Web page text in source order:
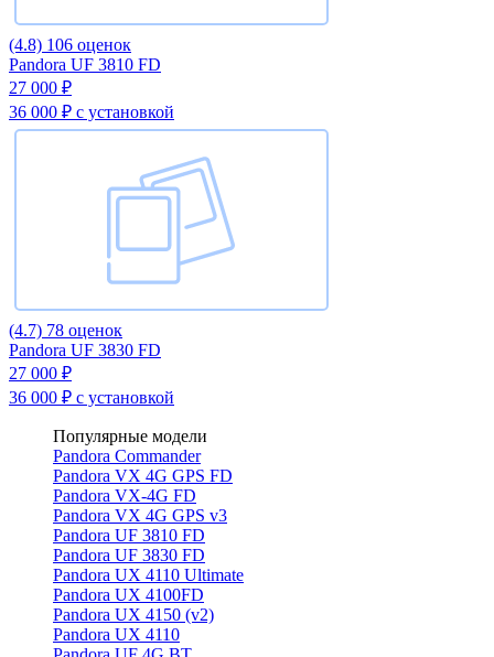
(4.8) 106 оценок
Pandora UF 3810 FD
27 000 ₽
36 000 ₽ с установкой
(4.7) 78 оценок
Pandora UF 3830 FD
27 000 ₽
36 000 ₽ с установкой
Популярные модели
Pandora Commander
Pandora VX 4G GPS FD
Pandora VX-4G FD
Pandora VX 4G GPS v3
Pandora UF 3810 FD
Pandora UF 3830 FD
Pandora UX 4110 Ultimate
Pandora UX 4100FD
Pandora UX 4150 (v2)
Pandora UX 4110